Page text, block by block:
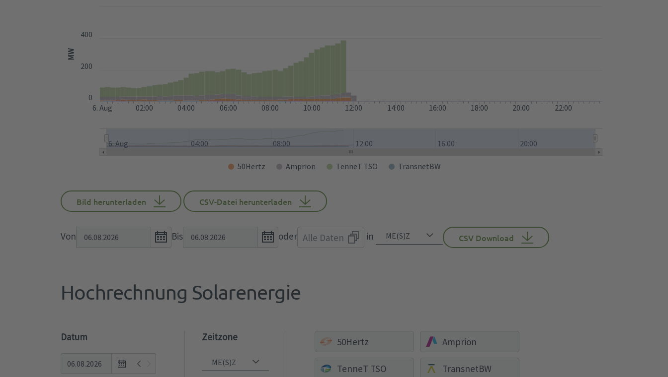
MW
50Hertz Amprion TenneT TSO TransnetBW
6. Aug 02:00 04:00 06:00 08:00 10:00 12:00 14:00 16:00 18:00 20:00 22:00
6. Aug 04:00 08:00 12:00 16:00 20:00
0
200
400
Bild herunterladen CSV-Datei herunterladen
Von
Open
the
Bis
Open
the
oder Alle Daten in CSV Download
Hochrechnung Solarenergie
Datum
Open
Zeitzone 50Hertz Amprion
TenneT TSO TransnetBW